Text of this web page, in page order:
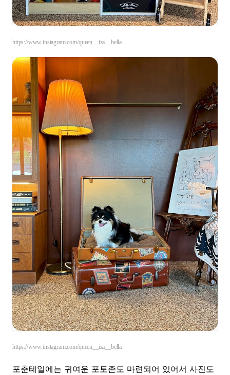
https://www.instagram.com/queen__iza__bella
https://www.instagram.com/queen__iza__bella
포춘테일에는 귀여운 포토존도 마련되어 있어서 사진도